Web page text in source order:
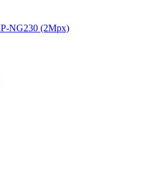
NG230 (2Mpx)